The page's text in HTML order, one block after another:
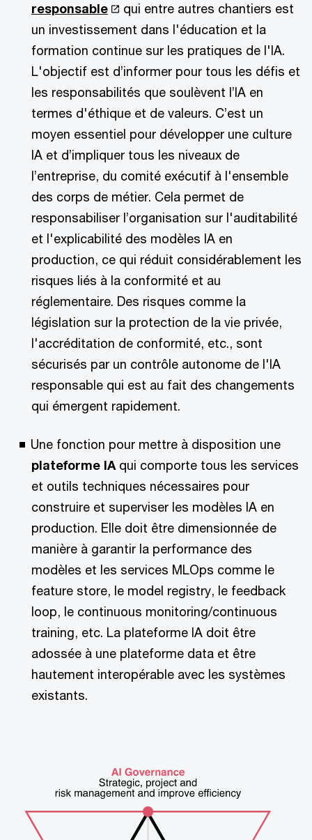
responsable
qui entre autres chantiers est
un investissement dans l'éducation et la
formation continue sur les pratiques de l'IA.
L'objectif est d’informer pour tous les défis et
les responsabilités que soulèvent l’IA en
termes d'éthique et de valeurs. C’est un
moyen essentiel pour développer une culture
IA et d’impliquer tous les niveaux de
l’entreprise, du comité exécutif à l'ensemble
des corps de métier. Cela permet de
responsabiliser l’organisation sur l'auditabilité
et l'explicabilité des modèles IA en
production, ce qui réduit considérablement les
risques liés à la conformité et au
réglementaire. Des risques comme la
législation sur la protection de la vie privée,
l'accréditation de conformité, etc., sont
sécurisés par un contrôle autonome de l'IA
responsable qui est au fait des changements
qui émergent rapidement.
Une fonction pour mettre à disposition une
plateforme IA qui comporte tous les services
et outils techniques nécessaires pour
construire et superviser les modèles IA en
production. Elle doit être dimensionnée de
manière à garantir la performance des
modèles et les services MLOps comme le
feature store, le model registry, le feedback
loop, le continuous monitoring/continuous
training, etc. La plateforme IA doit être
adossée à une plateforme data et être
hautement interopérable avec les systèmes
existants.